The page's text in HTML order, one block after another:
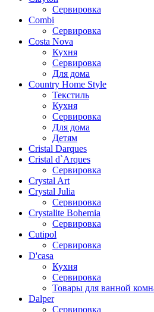
Сервировка
Combi
Сервировка
Costa Nova
Кухня
Сервировка
Для дома
Country Home Style
Текстиль
Кухня
Сервировка
Для дома
Детям
Cristal Darques
Cristal d`Arques
Сервировка
Crystal Art
Crystal Julia
Сервировка
Crystalite Bohemia
Сервировка
Cutipol
Сервировка
D'casa
Кухня
Сервировка
Товары для ванной
Dalper
Сервировка